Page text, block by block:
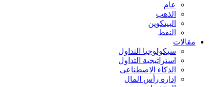
عام
الذهب
البيتكوين
النفط
مقالات
سيكولوجيا التداول
استراتيجية التداول
الذكاء الاصطناعي
إدارة رأس المال